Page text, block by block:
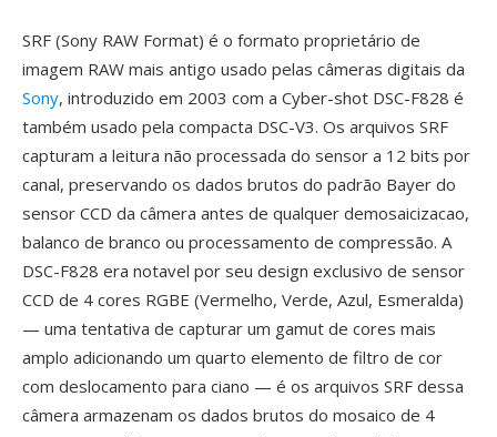
SRF (Sony RAW Format) é o formato proprietário de
imagem RAW mais antigo usado pelas câmeras digitais da
Sony, introduzido em 2003 com a Cyber-shot DSC-F828 é
também usado pela compacta DSC-V3. Os arquivos SRF
capturam a leitura não processada do sensor a 12 bits por
canal, preservando os dados brutos do padrão Bayer do
sensor CCD da câmera antes de qualquer demosaicizacao,
balanco de branco ou processamento de compressão. A
DSC-F828 era notavel por seu design exclusivo de sensor
CCD de 4 cores RGBE (Vermelho, Verde, Azul, Esmeralda)
— uma tentativa de capturar um gamut de cores mais
amplo adicionando um quarto elemento de filtro de cor
com deslocamento para ciano — é os arquivos SRF dessa
câmera armazenam os dados brutos do mosaico de 4